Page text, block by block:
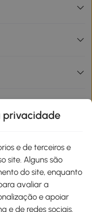
privacidade
e de terceiros e
site. Alguns são
do site, enquanto
avaliar a
e apoiar
e de redes sociais.